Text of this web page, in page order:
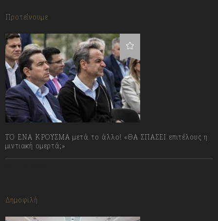
Προτείνουμε
ΤΟ ΕΝΑ ΚΡΟΥΣΜΑ μετά το άλλο! «ΘΑ ΣΠΑΣΕΙ επιτέλους η
μιντιακή ομερτά;»
Δημοφιλή